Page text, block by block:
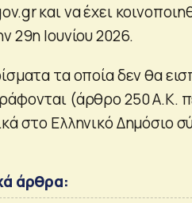
και να έχει
29η Ιουνίου 2026.
τα οποία δεν θα
(άρθρο 250 Α.Κ.
στο Ελληνικό Δημόσιο
άρθρα: